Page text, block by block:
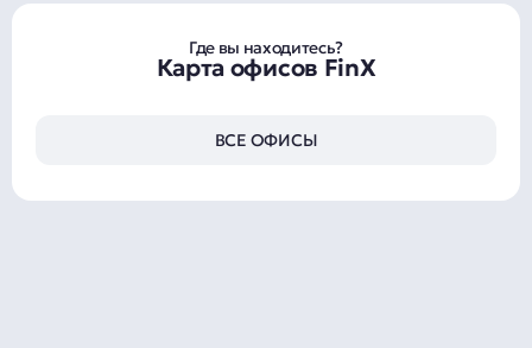
Где вы находитесь?
Карта офисов FinX
ВСЕ ОФИСЫ